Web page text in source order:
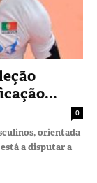
0
orientada
a disputar a